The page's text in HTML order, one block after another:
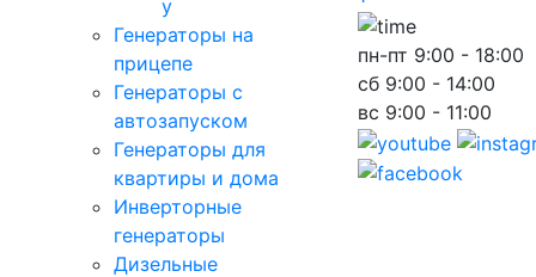
у
Генераторы на
прицепе
Генераторы с
автозапуском
Генераторы для
квартиры и дома
Инверторные
генераторы
Дизельные
пн-пт 9:00 - 18:00
сб 9:00 - 14:00
вс 9:00 - 11:00